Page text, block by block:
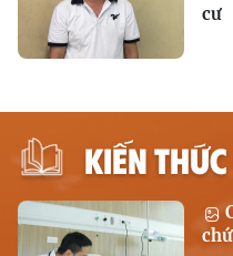
cư
KIẾN